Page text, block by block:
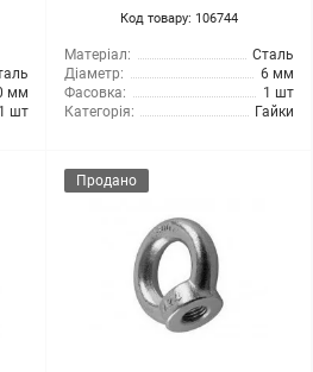
мм
1 шт
Код товару: 106744
Матеріал:
Сталь
Діаметр:
6 мм
Фасовка:
1 шт
Категорія:
Гайки
Продано